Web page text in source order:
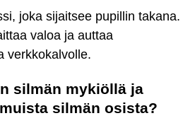
joka sijaitsee pupillin takana.
valoa ja auttaa
verkkokalvolle.
silmän mykiöllä ja
silmän osista?